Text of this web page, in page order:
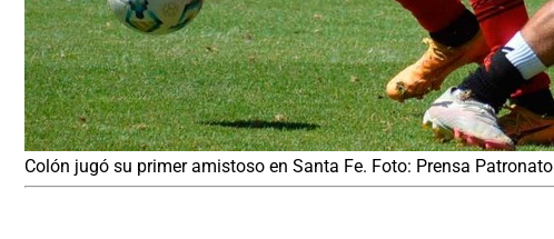
Colón jugó su primer amistoso en Santa Fe. Foto: Prensa Patronato